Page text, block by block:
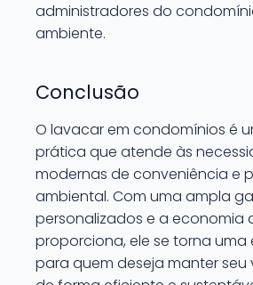
administradores do
ambiente.
Conclusão
O lavacar em condomínios é
prática que atende às
modernas de conveniência e
ambiental. Com uma ampla
personalizados e a economia
proporciona, ele se torna uma
para quem deseja manter seu